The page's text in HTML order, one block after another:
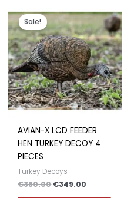
Sale!
AVIAN-X LCD FEEDER
HEN TURKEY DECOY 4
PIECES
Turkey Decoys
€380.00
ursprungliga
priset
var:
€380.00.
€349.00
nuvarande
priset
är:
€349.00.